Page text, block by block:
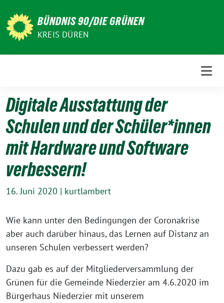
zum
Inhalt
BÜNDNIS 90/DIE GRÜNEN
KREIS DÜREN
Digitale Ausstattung der
Schulen und der Schüler*innen
mit Hardware und Software
verbessern!
16. Juni 2020 | kurtlambert
Wie kann unter den Bedingungen der Coronakrise
aber auch darüber hinaus, das Lernen auf Distanz an
unseren Schulen verbessert werden?
Dazu gab es auf der Mitgliederversammlung der
Grünen für die Gemeinde Niederzier am 4.6.2020 im
Bürgerhaus Niederzier mit unserem